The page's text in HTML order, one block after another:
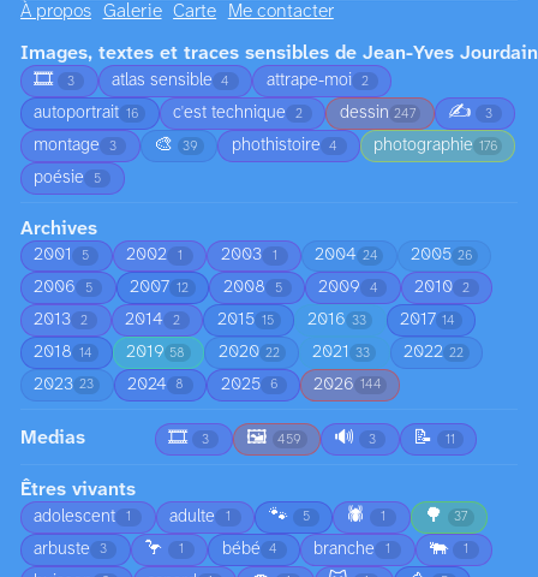
À propos Galerie Carte Me contacter
Images, textes et traces sensibles de Jean-Yves Jourdain
🎞️
3 atlas sensible 4 attrape-moi 2
autoportrait 16 c'est technique 2 dessin 247 ✍️ 3
montage 3 🎨 39 phothistoire 4 photographie 176
poésie 5
Archives
2001 5 2002 1 2003 1 2004 24 2005 26
2006 5 2007 12 2008 5 2009 4 2010 2
2013 2 2014 2 2015 15 2016 33 2017 14
2018 14 2019 58 2020 22 2021 33 2022 22
2023 23 2024 8 2025 6 2026 144
Medias 🎞️ 3 🖼️ 459 🔊 3 📝 11
Êtres vivants
adolescent 1 adulte 1 🐾 5 🕷️ 1 🌳 37
arbuste 3 🦩 1 bébé 4 branche 1 🐃 1